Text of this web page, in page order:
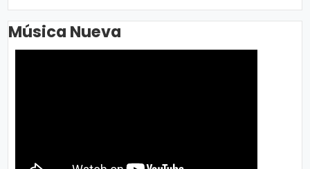
Música Nueva